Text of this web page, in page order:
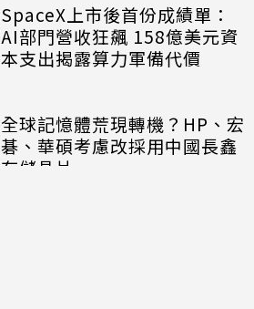
SpaceX上市後首份成績單：
AI部門營收狂飆 158億美元資
本支出揭露算力軍備代價
全球記憶體荒現轉機？HP、宏
碁、華碩考慮改採用中國長鑫
存儲晶片